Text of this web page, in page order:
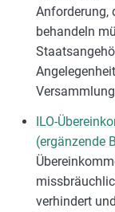
Anforderung,
behandeln
ILO-
(ergänzende
verhindert